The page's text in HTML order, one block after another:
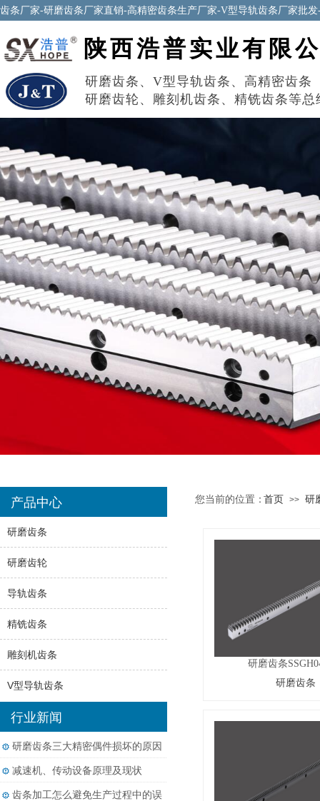
齿条厂家-研磨齿条厂家直销-高精密齿条生产厂家-V型导轨齿条厂家批
研磨齿条 、 V型导轨齿条 、 高精密齿条
研磨齿轮 、 雕刻机齿条 、 精铣齿条等总
陕西浩普实业有限
产品中心 您当前的位置：首页 >> 研
研磨齿条
研磨齿轮
导轨齿条
精铣齿条
雕刻机齿条
V型导轨齿条
研磨齿条
研磨齿条
行业新闻
研磨齿条三大精密偶件损坏的原因
减速机、传动设备原理及现状
齿条加工怎么避免生产过程中的误